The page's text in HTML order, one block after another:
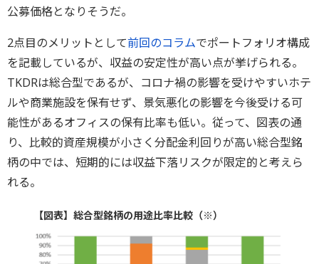
公募価格となりそうだ。
2点目のメリットとして前回のコラムでポートフォリオ構成
を記載しているが、収益の安定性が高い点が挙げられる。
TKDRは総合型であるが、コロナ禍の影響を受けやすいホテ
ルや商業施設を保有せず、景気悪化の影響を今後受ける可
能性があるオフィスの保有比率も低い。従って、図表の通
り、比較的資産規模が小さく分配金利回りが高い総合型銘
柄の中では、短期的には収益下落リスクが限定的と考えら
れる。
【図表】総合型銘柄の用途比率比較（※）